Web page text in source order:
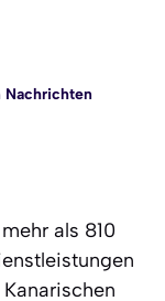
Nachrichten
als 810